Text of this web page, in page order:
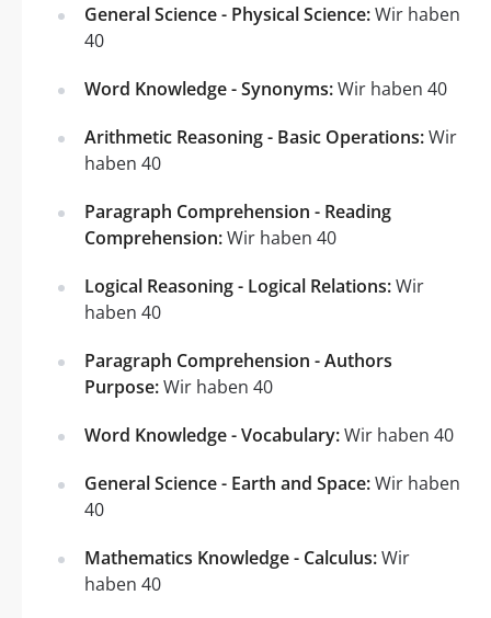
General Science - Physical Science:Wir haben
40
Word Knowledge - Synonyms:Wir haben 40
Arithmetic Reasoning - Basic Operations:Wir
haben 40
Paragraph Comprehension - Reading
Comprehension:Wir haben 40
Logical Reasoning - Logical Relations:Wir
haben 40
Paragraph Comprehension - Authors
Purpose:Wir haben 40
Word Knowledge - Vocabulary:Wir haben 40
General Science - Earth and Space:Wir haben
40
Mathematics Knowledge - Calculus:Wir
haben 40